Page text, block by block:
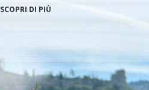
SCOPRI DI PIÙ